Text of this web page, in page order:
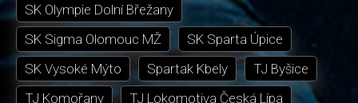
SK Olympie Dolní Břežany
SK Sigma Olomouc MŽ
SK Sparta Úpice
SK Vysoké Mýto
Spartak Kbely
TJ Byšice
TJ Komořany
TJ Lokomotiva Česká Lípa